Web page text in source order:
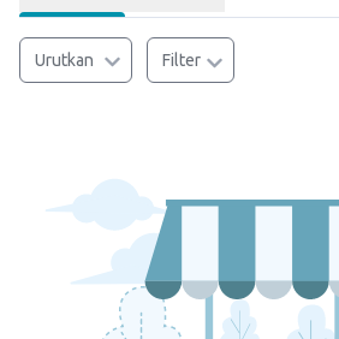
Urutkan Filter